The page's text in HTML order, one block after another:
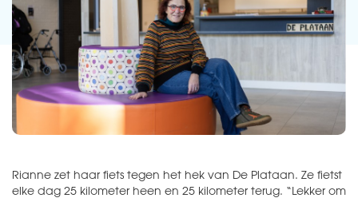
Rianne zet haar fiets tegen het hek van De Plataan. Ze fietst
elke dag 25 kilometer heen en 25 kilometer terug. “Lekker om